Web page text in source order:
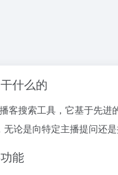
什么的
客搜索工具，它基于先
论是向特定主播提问还是
能